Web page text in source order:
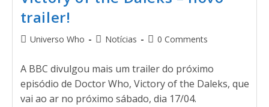
trailer!
Universo Who Notícias 0 Comments
A BBC divulgou mais um trailer do próximo
episódio de Doctor Who, Victory of the Daleks, que
vai ao ar no próximo sábado, dia 17/04.